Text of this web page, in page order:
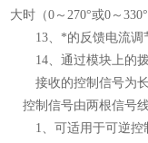
大时（0～270°或0～
13、*的反馈电流调节
14、通过模块上的拨
接收的控制信号为长
控制信号由两根信号
1、可适用于可逆控制